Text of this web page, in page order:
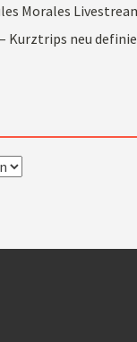
Morales
– Kurztrips neu